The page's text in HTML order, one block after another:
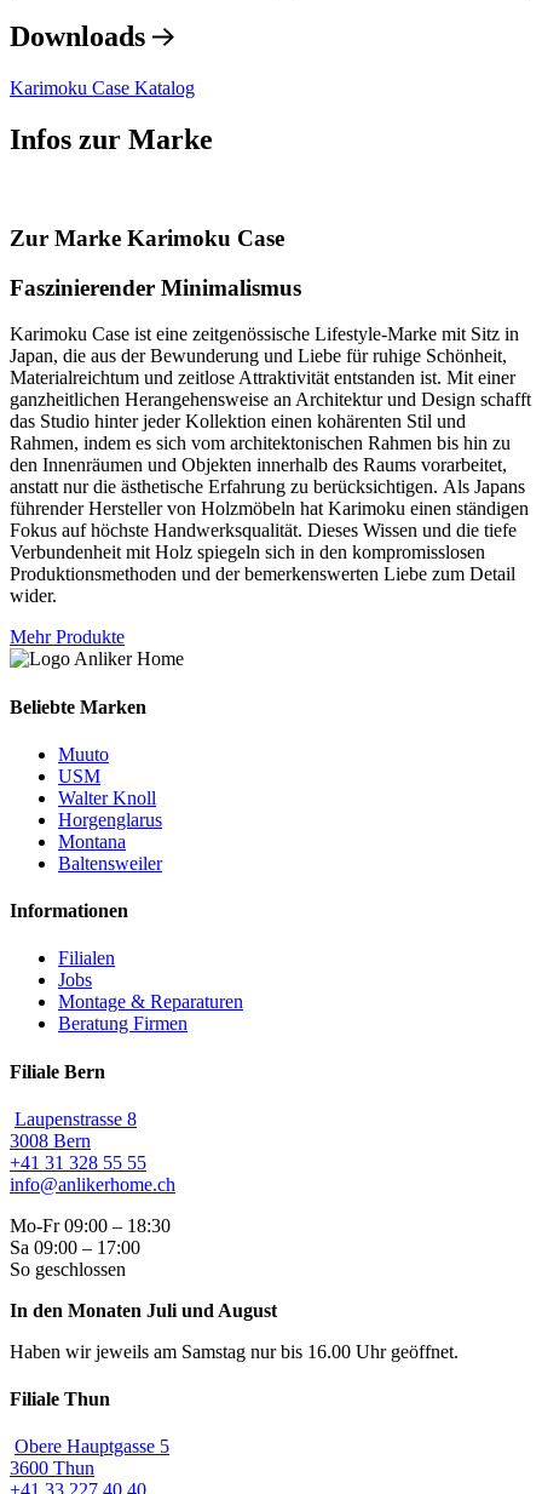
Downloads
Karimoku Case Katalog
Infos zur Marke
Zur Marke Karimoku Case
Faszinierender Minimalismus
Karimoku Case ist eine zeitgenössische Lifestyle-Marke mit Sitz in
Japan, die aus der Bewunderung und Liebe für ruhige Schönheit,
Materialreichtum und zeitlose Attraktivität entstanden ist. Mit einer
ganzheitlichen Herangehensweise an Architektur und Design schafft
das Studio hinter jeder Kollektion einen kohärenten Stil und
Rahmen, indem es sich vom architektonischen Rahmen bis hin zu
den Innenräumen und Objekten innerhalb des Raums vorarbeitet,
anstatt nur die ästhetische Erfahrung zu berücksichtigen. Als Japans
führender Hersteller von Holzmöbeln hat Karimoku einen ständigen
Fokus auf höchste Handwerksqualität. Dieses Wissen und die tiefe
Verbundenheit mit Holz spiegeln sich in den kompromisslosen
Produktionsmethoden und der bemerkenswerten Liebe zum Detail
wider.
Mehr Produkte
Beliebte Marken
Muuto
USM
Walter Knoll
Horgenglarus
Montana
Baltensweiler
Informationen
Filialen
Jobs
Montage & Reparaturen
Beratung Firmen
Filiale Bern
Laupenstrasse 8
3008 Bern
+41 31 328 55 55
info@anlikerhome.ch
Mo-Fr 09:00 – 18:30
Sa 09:00 – 17:00
So geschlossen
In den Monaten Juli und August
Haben wir jeweils am Samstag nur bis 16.00 Uhr geöffnet.
Filiale Thun
Obere Hauptgasse 5
3600 Thun